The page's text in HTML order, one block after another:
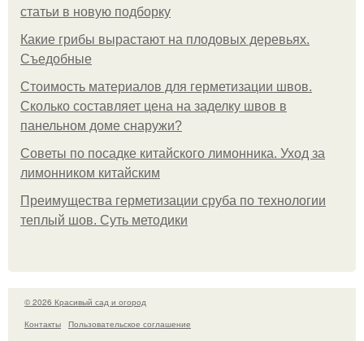
статьи в новую подборку
Какие грибы вырастают на плодовых деревьях.
Съедобные
Стоимость материалов для герметизации швов.
Сколько составляет цена на заделку швов в
панельном доме снаружи?
Советы по посадке китайского лимонника. Уход за
лимонником китайским
Преимущества герметизации сруба по технологии
теплый шов. Суть методики
© 2026 Красивый сад и огород
Контакты
Пользовательское соглашение